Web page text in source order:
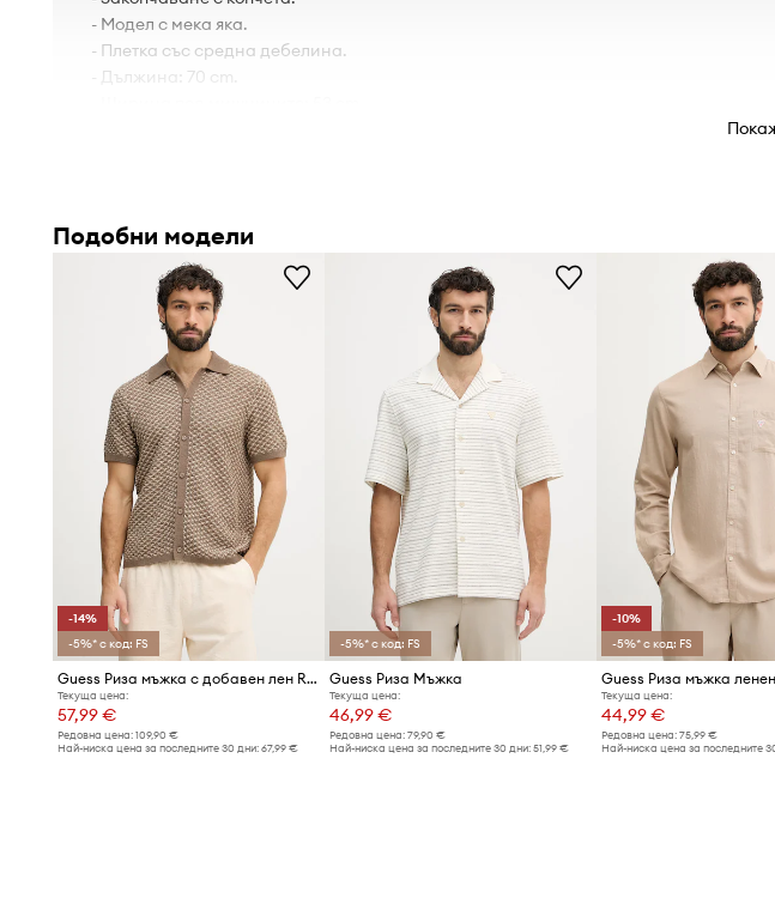
- Модел с мека яка.
- Плетка със средна дебелина.
- Дължина: 70 cm.
Подобни модели
-14%
-5%* с код: FS
Guess Риза мъжка с добавен лен RYDEN
Текуща цена:
57,99 €
Редовна цена: 109,90 €
Най-ниска цена за последните 30 дни: 67,99 €
-5%* с код: FS
Guess Риза Мъжка
Текуща цена:
46,99 €
Редовна цена:79,90 €
Най-ниска цена за последните 30 дни:51,99 €
-10%
-5%* с код: FS
Guess Риза мъжка
Текуща цена:
44,99 €
Редовна цена: 75,99 €
Най-ниска цена за последните